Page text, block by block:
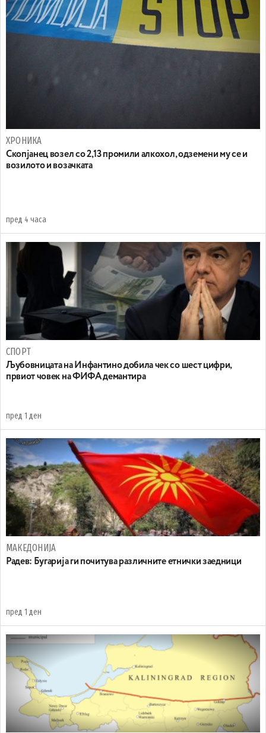
ХРОНИКА
Скопјанец возел со 2,13 промили алкохол, одземени му се и
возилото и возачката
пред 4 часа
СПОРТ
Љубовницата на Инфантино добила чек со шест цифри,
првиот човек на ФИФА демантира
пред 1 ден
МАКЕДОНИЈА
Радев: Бугарија ги почитува различните етнички заедници
пред 1 ден